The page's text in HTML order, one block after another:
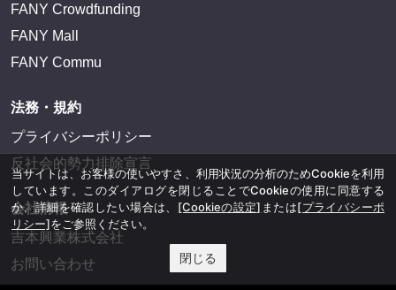
FANY Crowdfunding
FANY Mall
FANY Commu
法務・規約
プライバシーポリシー
反社会的勢力排除宣言
会社情報
吉本興業株式会社
お問い合わせ
当サイトは、お客様の使いやすさ、利用状況の分析のためCookieを利用
しています。このダイアログを閉じることでCookieの使用に同意する
か、詳細を確認したい場合は、 [Cookieの設定] または[プライバシーポ
リシー]をご参照ください。
閉じる